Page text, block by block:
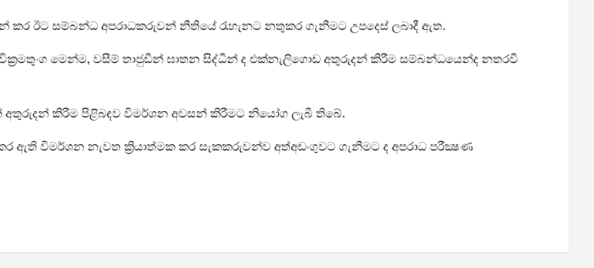
කර ඊට සම්බන්ධ අපරාධකරුවන් නීතියේ රැහැනට නතුකර ගැනීමට උපදෙස් ලබාදී ඇත.
මෙන්ම, වසීම් තාජුඩීන් ඝාතන සිද්ධීන් ද එක්නැලිගොඩ අතුරුදන් කිරීම සම්බන්ධයෙන්ද නතරවී
අතුරුදන් කිරීම පිළිබඳව විමර්ශන අවසන් කිරීමට නියෝග ලැබී තිබේ.
ඇති විමර්ශන නැවත ක්‍රියාත්මක කර සැකකරුවන්ව අත්අඩංගුවට ගැනීමට ද අපරාධ පරීක්‍ෂණ